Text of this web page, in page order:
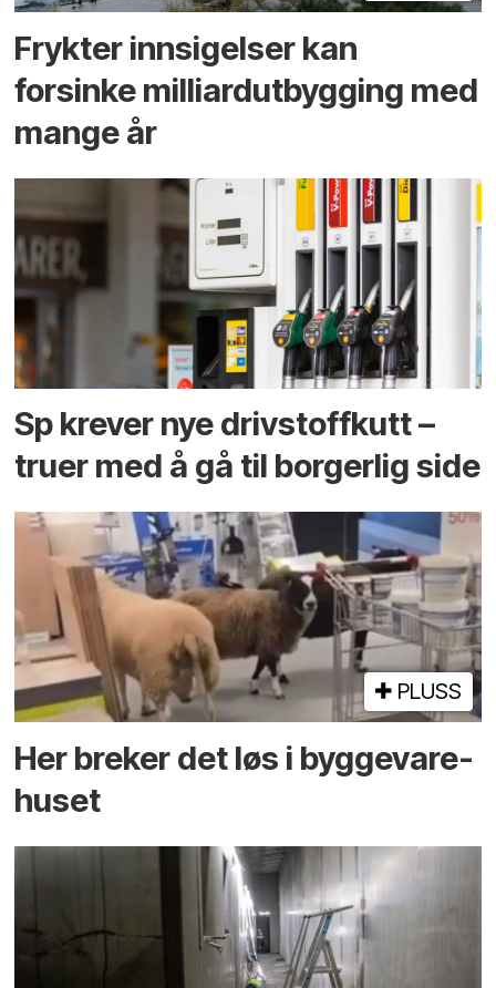
Frykter innsigelser kan
forsinke milliard­utbygging med
mange år
Sp krever nye drivstoffkutt –
truer med å gå til borgerlig side
PLUSS
Her breker det løs i bygge­vare­
huset